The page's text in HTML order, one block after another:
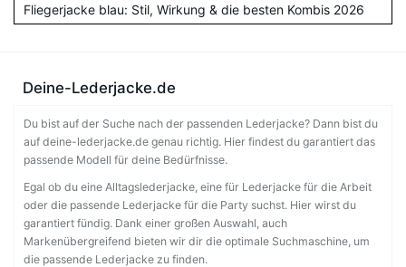
Fliegerjacke blau: Stil, Wirkung & die besten Kombis 2026
Deine-Lederjacke.de
Du bist auf der Suche nach der passenden Lederjacke? Dann bist du
auf deine-lederjacke.de genau richtig. Hier findest du garantiert das
passende Modell für deine Bedürfnisse.
Egal ob du eine Alltagslederjacke, eine für Lederjacke für die Arbeit
oder die passende Lederjacke für die Party suchst. Hier wirst du
garantiert fündig. Dank einer großen Auswahl, auch
Markenübergreifend bieten wir dir die optimale Suchmaschine, um
die passende Lederjacke zu finden.